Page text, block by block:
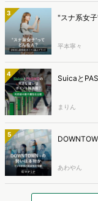
3 "スナ系女
平本寧々
4 Suicaと
まりん
5
あわやん